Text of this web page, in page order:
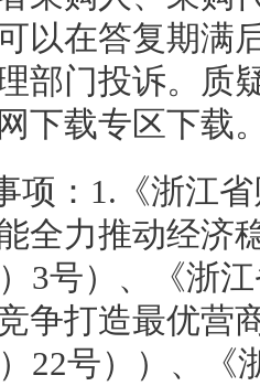
以在答复期满
部门投诉。质
网下载专区下
项： 1.《浙江
全力推动经济
）3号）、《浙
争打造最优营
）22号））、